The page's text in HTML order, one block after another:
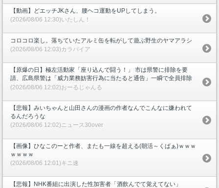
【動画】どエッチJKさん、腰ヘコ運動をUPしてしまう。
(2026/08/06 12:30)いたしん！
コロコロ楽し。落ちていたアルミ缶を転がして遊ぶ野生のヤマアラシ
(2026/08/06 12:03)カラパイア
【原爆の日】極左活動家「座り込んで闘う！」 市は県警に排除を要
請、広島県警は「威力業務妨害行為に当たると通告」一瞬で全員排除
(2026/08/06 12:02)おーるじゃんる
【悲報】みいちゃんと山田さんの漫画の作者なんでこんなに嫌われて
るんだろうな
(2026/08/06 12:02)ニュース30over
【画像】ひなこのーと作者、またも一線を超える(朝活～くぱぁ)ｗｗｗ
ｗｗｗｗ
(2026/08/06 12:01)キニ速
【悲報】NHK番組に出演した性加害者「酒飲んでて覚えてない」